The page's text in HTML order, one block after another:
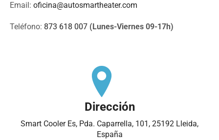
Email: oficina@autosmartheater.com
Teléfono: 873 618 007 (Lunes-Viernes 09-17h)
Dirección
Smart Cooler Es, Pda. Caparrella, 101, 25192 Lleida,
España